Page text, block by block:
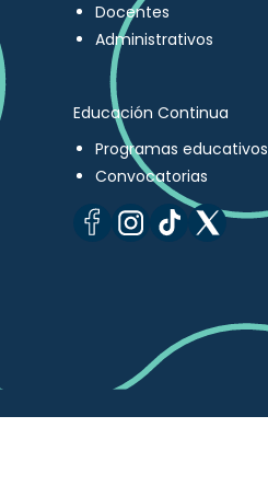
Docentes
Administrativos
Educación Continua
Programas educativos
Convocatorias